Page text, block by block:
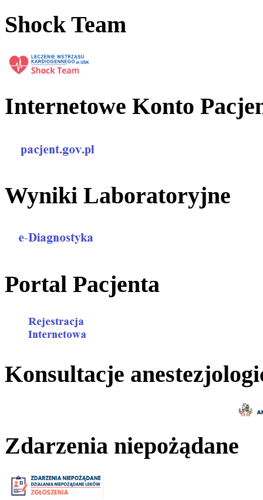
Shock Team
Internetowe Konto
Wyniki Laboratoryjne
Portal Pacjenta
Konsultacje
Zdarzenia niepożądane